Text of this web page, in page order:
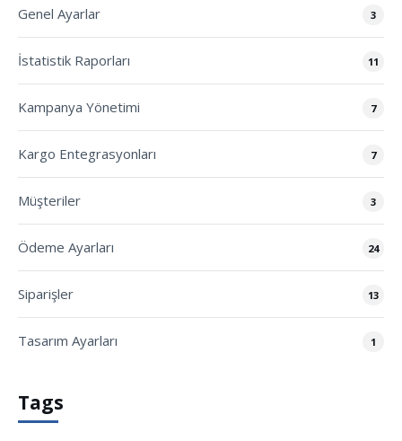
Genel Ayarlar 3
İstatistik Raporları 11
Kampanya Yönetimi 7
Kargo Entegrasyonları 7
Müşteriler 3
Ödeme Ayarları 24
Siparişler 13
Tasarım Ayarları 1
Tags